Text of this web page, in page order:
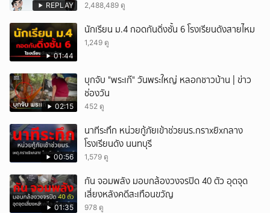
REPLAY 2,488,489 ดู
01:44
นักเรียน ม.4 กอดกันดิ่งชั้น 6 โรงเรียนดังสายไหม
1,249 ดู
02:15
บุกจับ "พระเก๊" วันพระใหญ่ หลอกชาวบ้าน | ข่าว
ช่องวัน
452 ดู
00:56
นาทีระทึก หน่วยกู้ภัยเข้าช่วยนร.กราxยิxกลาง
โรงเรียนดัง นนทบุรี
1,579 ดู
01:35
กัน จอมพลัง มอบกล้องวงจรปิด 40 ตัว อุดจุด
เสี่ยงหลังคดีสะเทือนขวัญ
978 ดู